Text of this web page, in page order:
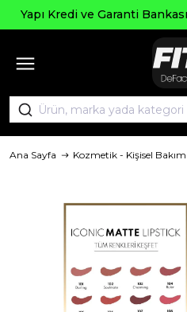
Yapı Kredi ve Garanti
Ana Sayfa Kozmetik - Kişisel Bakım